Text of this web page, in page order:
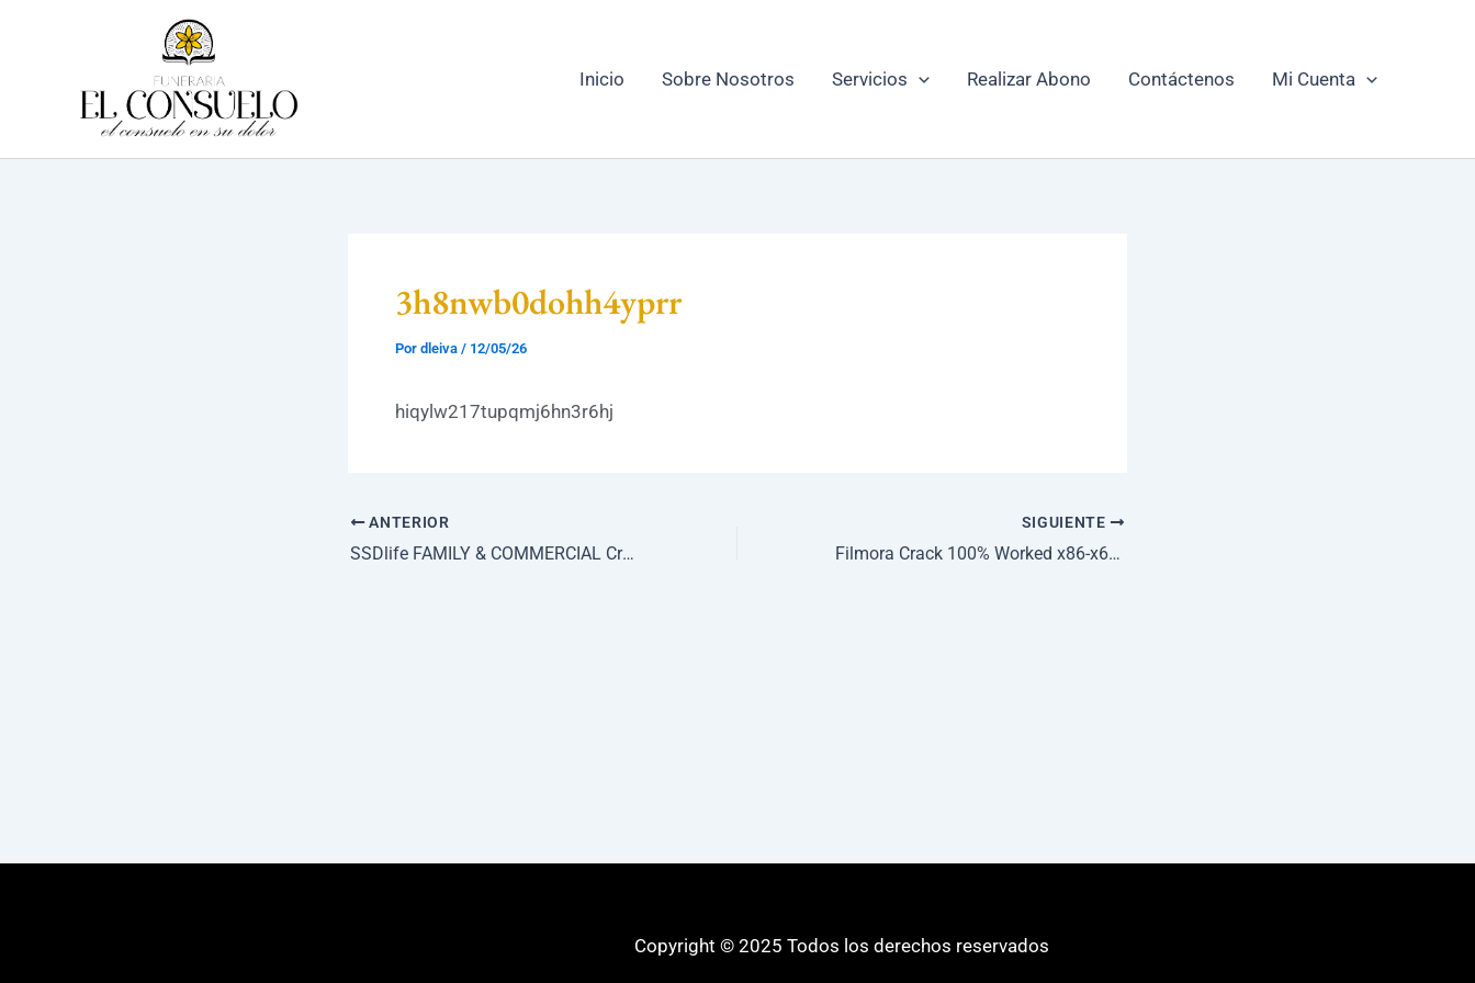
Inicio Sobre Nosotros Servicios Realizar Abono Contáctenos Mi Cuenta
3h8nwb0dohh4yprr
Por dleiva / 12/05/26
hiqylw217tupqmj6hn3r6hj
ANTERIOR
SSDlife FAMILY & COMMERCIAL Crack only Lifetime [Latest] Unlimited
SIGUIENTE
Filmora Crack 100% Worked x86-x64 [Clean] 2026
Copyright © 2025 Todos los derechos reservados